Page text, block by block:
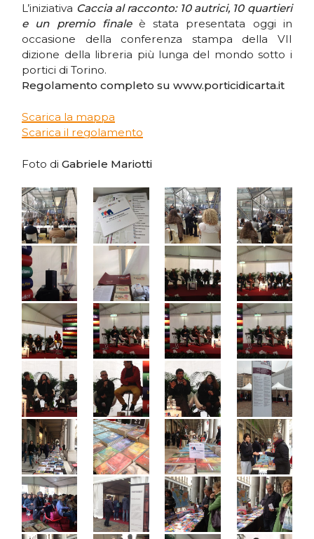
L’iniziativa Caccia al racconto: 10 autrici, 10 quartieri
e un premio finaleè stata presentata oggi in
occasione della conferenza stampa della VII
dizione della libreria più lunga del mondo sotto i
portici di Torino.
Regolamento completo su www.porticidicarta.it
Scarica la mappa
Scarica il regolamento
Foto diGabriele Mariotti